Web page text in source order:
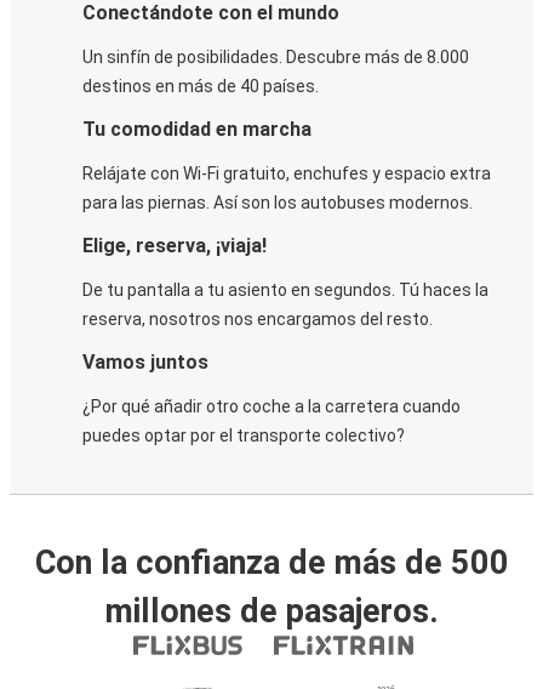
Conectándote con el mundo
Un sinfín de posibilidades. Descubre más de 8.000
destinos en más de 40 países.
Tu comodidad en marcha
Relájate con Wi-Fi gratuito, enchufes y espacio extra
para las piernas. Así son los autobuses modernos.
Elige, reserva, ¡viaja!
De tu pantalla a tu asiento en segundos. Tú haces la
reserva, nosotros nos encargamos del resto.
Vamos juntos
¿Por qué añadir otro coche a la carretera cuando
puedes optar por el transporte colectivo?
Con la confianza de más de 500
millones de pasajeros.